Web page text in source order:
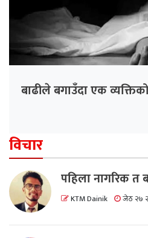
बाढीले बगाउँदा एक
विचार
पहिला नागरिक त
KTM Dainik जेठ २७